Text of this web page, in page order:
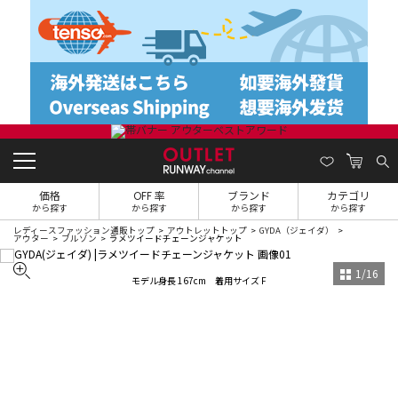
価格
から探す
OFF 率
から探す
ブランド
から探す
カテゴリ
から探す
レディースファッション通販トップ アウトレットトップ GYDA（ジェイダ）
アウター ブルゾン ラメツイードチェーンジャケット
モデル身長 167cm 着用サイズ F 1 /16